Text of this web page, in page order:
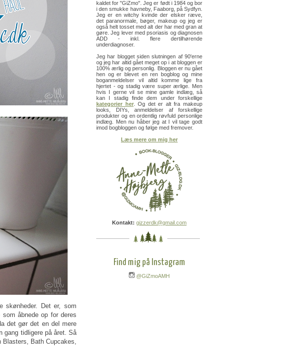
skønheder. Det er, som
åbnede op for deres
det gør det en del mere
gang tidligere på året. Så
Blasters, Bath Cupcakes,
kaldet for "GiZmo". Jeg er født i 1984 og bor
i den smukke havneby, Faaborg, på Sydfyn.
Jeg er en witchy kvinde der elsker ræve,
det paranormale, bøger, makeup og jeg er
også helt tosset med alt der har med gran at
gøre. Jeg lever med psoriasis og diagnosen
ADD - inkl. flere dertilhørende
underdiagnoser.
Jeg har blogget siden slutningen af 90'erne
og jeg har altid gået meget op i at bloggen er
100% ærlig og personlig. Bloggen er nu gået
hen og er blevet en ren bogblog og mine
boganmeldelser vil altid komme lige fra
hjertet - og stadig være super ærlige. Men
hvis I gerne vil se mine gamle indlæg, så
kan I stadig finde dem under forskellige
kategorier her. Og det er alt fra makeup
looks, DIYs, anmeldelser af forskellige
produkter og en ordentlig røvfuld personlige
indlæg. Men nu håber jeg at I vil tage godt
imod bogbloggen og følge med fremover.
Læs mere om mig her
Kontakt: gizzerdk@gmail.com
Find mig på Instagram
@GiZmoAMH